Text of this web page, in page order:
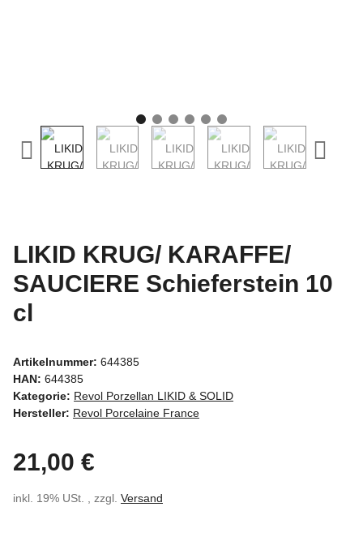
LIKID KRUG/ KARAFFE/
SAUCIERE Schieferstein 10
cl
Artikelnummer: 644385
HAN: 644385
Kategorie: Revol Porzellan LIKID & SOLID
Hersteller: Revol Porcelaine France
21,00 €
inkl. 19% USt. , zzgl. Versand